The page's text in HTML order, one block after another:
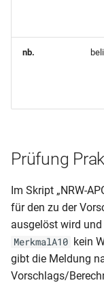
nb.
Prüfung
Im Skript „NRW-
für den zu der
ausgelöst wird
MerkmalA10 kein
gibt die Meldung
Vorschlags/